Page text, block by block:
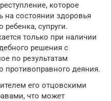
которое
на состоянии здоровья
супруги.
только при наличии
решения с
по результатам
противоправного деяния.
его отцовскими
что может